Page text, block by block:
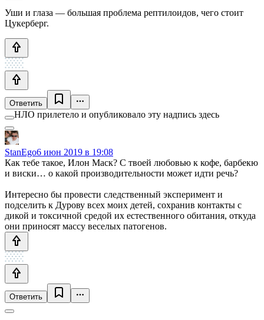
Уши и глаза — большая проблема рептилоидов, чего стоит
Цукерберг.
Ответить
НЛО прилетело и опубликовало эту надпись здесь
StanEgo6 июн 2019 в 19:08
Как тебе такое, Илон Маск? С твоей любовью к кофе, барбекю
и виски… о какой производительности может идти речь?
Интересно бы провести следственный эксперимент и
подселить к Дурову всех моих детей, сохранив контакты с
дикой и токсичной средой их естественного обитания, откуда
они приносят массу веселых патогенов.
Ответить